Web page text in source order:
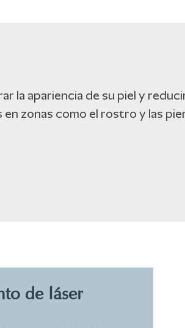
la apariencia de su piel y
zonas como el rostro y las
de láser